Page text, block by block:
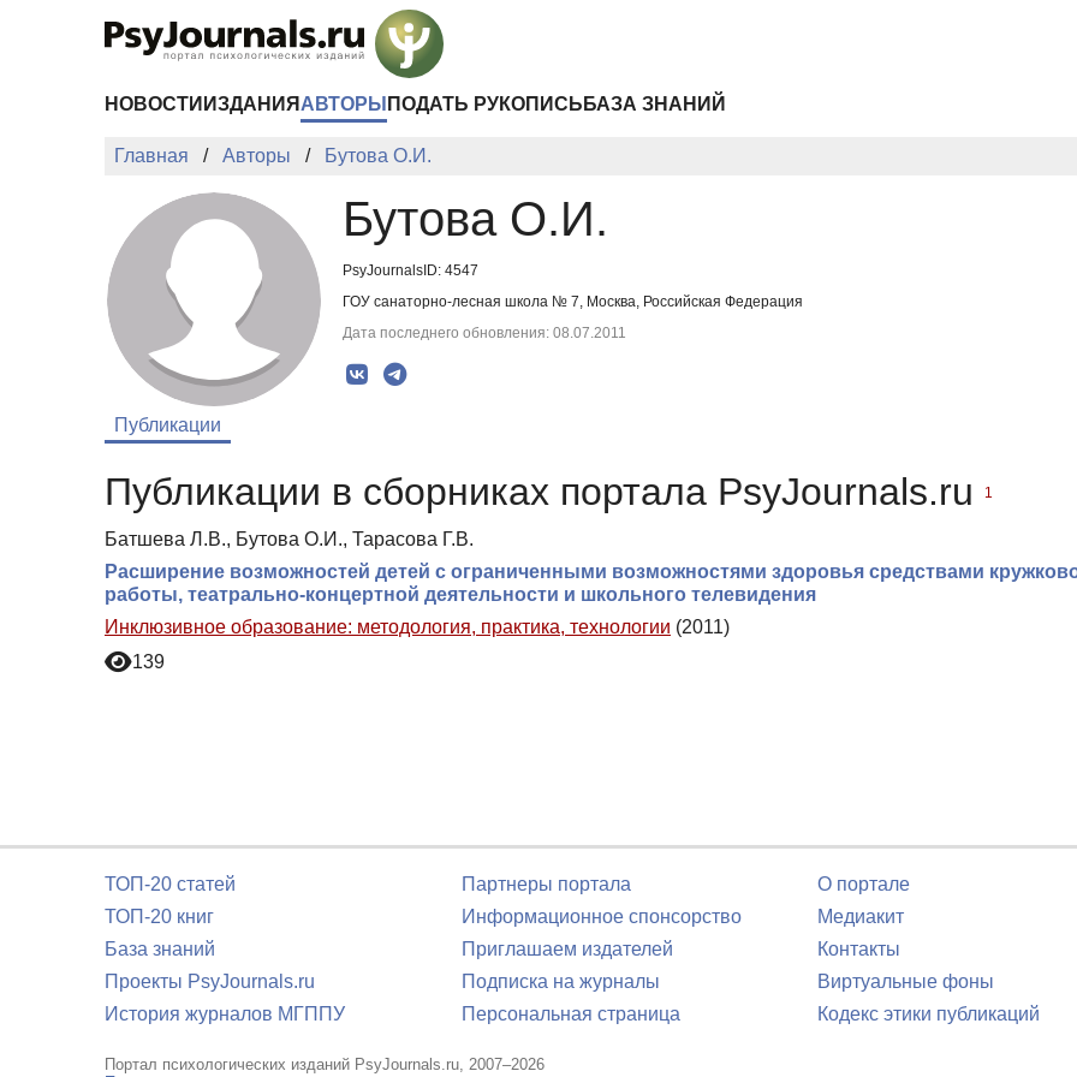
НОВОСТИ ИЗДАНИЯ АВТОРЫ ПОДАТЬ РУКОПИСЬ БАЗА ЗНАНИЙ
Главная Авторы Бутова О.И.
Бутова О.И.
PsyJournalsID: 4547
ГОУ санаторно-лесная школа № 7, Москва, Российская Федерация
Дата последнего обновления: 08.07.2011
Публикации
Публикации в сборниках портала PsyJournals.ru 1
Батшева Л.В., Бутова О.И., Тарасова Г.В.
Расширение возможностей детей с ограниченными возможностями здоровья средствами
работы, театрально-концертной деятельности и школьного телевидения
Инклюзивное образование: методология, практика, технологии (2011)
139
ТОП-20 статей
ТОП-20 книг
База знаний
Проекты PsyJournals.ru
История журналов МГППУ
Партнеры портала
Информационное спонсорство
Приглашаем издателей
Подписка на журналы
Персональная страница
О портале
Медиакит
Контакты
Виртуальные фоны
Кодекс этики публикаций
Портал психологических изданий PsyJournals.ru, 2007–2026